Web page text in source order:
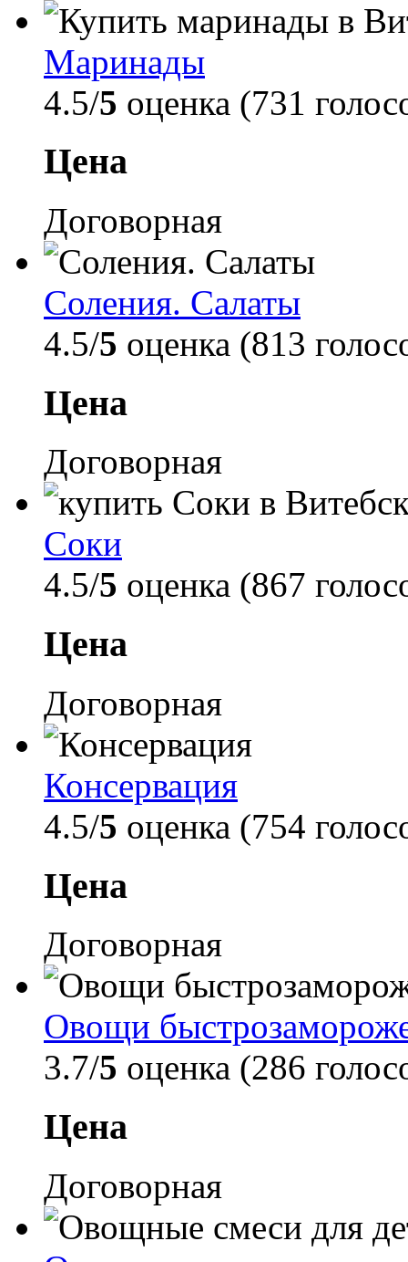
Маринады
4.5/5 оценка (731
Цена
Договорная
Соления. Салаты
4.5/5 оценка (813
Цена
Договорная
Соки
4.5/5 оценка (867
Цена
Договорная
Консервация
4.5/5 оценка (754
Цена
Договорная
Овощи
3.7/5 оценка (286
Цена
Договорная